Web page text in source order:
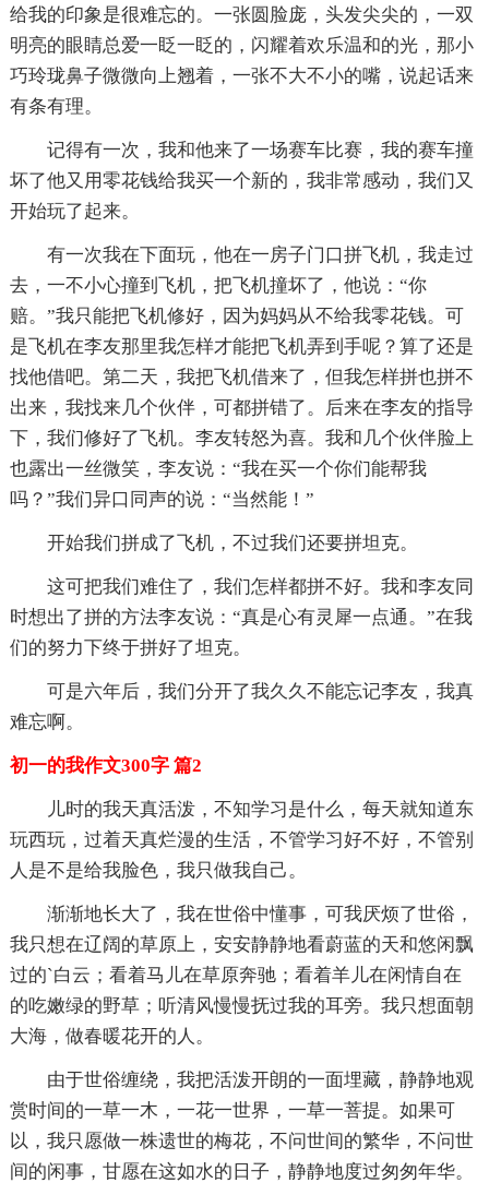
给我的印象是很难忘的。一张圆脸庞，头发尖尖的，一双
明亮的眼睛总爱一眨一眨的，闪耀着欢乐温和的光，那小
巧玲珑鼻子微微向上翘着，一张不大不小的嘴，说起话来
有条有理。
记得有一次，我和他来了一场赛车比赛，我的赛车撞
坏了他又用零花钱给我买一个新的，我非常感动，我们又
开始玩了起来。
有一次我在下面玩，他在一房子门口拼飞机，我走过
去，一不小心撞到飞机，把飞机撞坏了，他说：“你
赔。”我只能把飞机修好，因为妈妈从不给我零花钱。可
是飞机在李友那里我怎样才能把飞机弄到手呢？算了还是
找他借吧。第二天，我把飞机借来了，但我怎样拼也拼不
出来，我找来几个伙伴，可都拼错了。后来在李友的指导
下，我们修好了飞机。李友转怒为喜。我和几个伙伴脸上
也露出一丝微笑，李友说：“我在买一个你们能帮我
吗？”我们异口同声的说：“当然能！”
开始我们拼成了飞机，不过我们还要拼坦克。
这可把我们难住了，我们怎样都拼不好。我和李友同
时想出了拼的方法李友说：“真是心有灵犀一点通。”在我
们的努力下终于拼好了坦克。
可是六年后，我们分开了我久久不能忘记李友，我真
难忘啊。
初一的我作文300字 篇2
儿时的我天真活泼，不知学习是什么，每天就知道东
玩西玩，过着天真烂漫的生活，不管学习好不好，不管别
人是不是给我脸色，我只做我自己。
渐渐地长大了，我在世俗中懂事，可我厌烦了世俗，
我只想在辽阔的草原上，安安静静地看蔚蓝的天和悠闲飘
过的`白云；看着马儿在草原奔驰；看着羊儿在闲情自在
的吃嫩绿的野草；听清风慢慢抚过我的耳旁。我只想面朝
大海，做春暖花开的人。
由于世俗缠绕，我把活泼开朗的一面埋藏，静静地观
赏时间的一草一木，一花一世界，一草一菩提。如果可
以，我只愿做一株遗世的梅花，不问世间的繁华，不问世
间的闲事，甘愿在这如水的日子，静静地度过匆匆年华。